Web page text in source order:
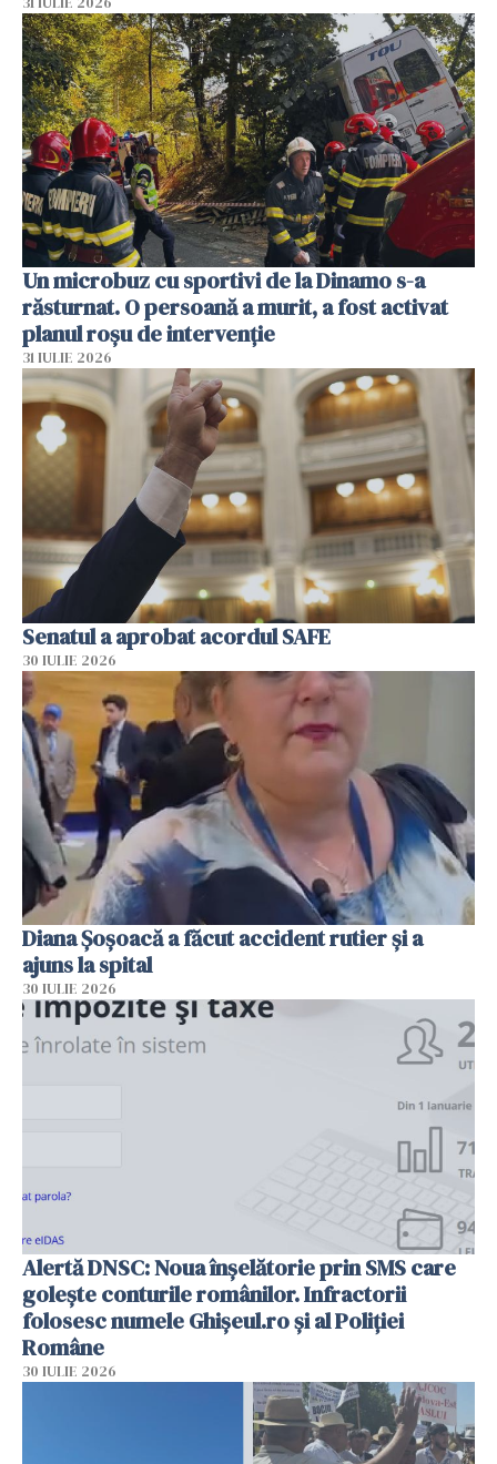
Un microbuz cu sportivi de la Dinamo s-a
răsturnat. O persoană a murit, a fost activat
planul roșu de intervenție
31 IULIE 2026
Senatul a aprobat acordul SAFE
30 IULIE 2026
Diana Șoșoacă a făcut accident rutier și a
ajuns la spital
30 IULIE 2026
Alertă DNSC: Noua înșelătorie prin SMS care
golește conturile românilor. Infractorii
folosesc numele Ghișeul.ro și al Poliției
Române
30 IULIE 2026